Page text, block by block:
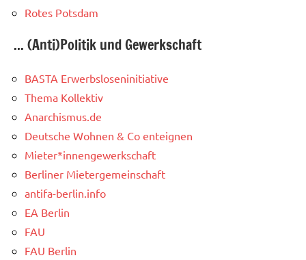
Rotes Potsdam
... (Anti)Politik und Gewerkschaft
BASTA Erwerbsloseninitiative
Thema Kollektiv
Anarchismus.de
Deutsche Wohnen & Co enteignen
Mieter*innengewerkschaft
Berliner Mietergemeinschaft
antifa-berlin.info
EA Berlin
FAU
FAU Berlin